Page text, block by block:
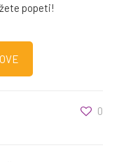
popeti!
0